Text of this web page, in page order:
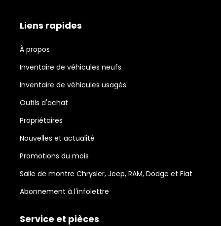
Liens rapides
À propos
Inventaire de véhicules neufs
Inventaire de véhicules usagés
Outils d'achat
Propriétaires
Nouvelles et actualité
Promotions du mois
Salle de montre Chrysler, Jeep, RAM, Dodge et Fiat
Abonnement à l'infolettre
Service et pièces